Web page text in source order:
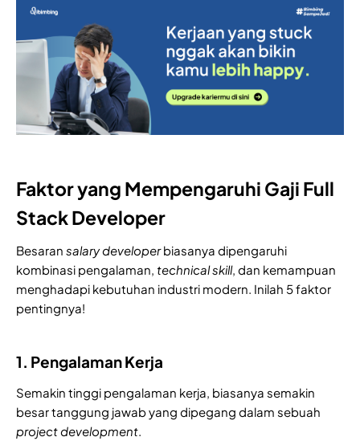
Faktor yang Mempengaruhi Gaji Full
Stack Developer
Besaran salary developerbiasanya dipengaruhi
kombinasi pengalaman, technicalskill, dan kemampuan
menghadapi kebutuhan industri modern. Inilah 5 faktor
pentingnya!
1. Pengalaman Kerja
Semakin tinggi pengalaman kerja, biasanya semakin
besar tanggung jawab yang dipegang dalam sebuah
project development.